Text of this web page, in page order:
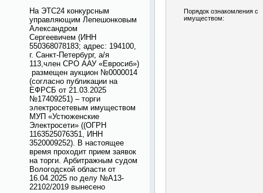
На ЭТС24 конкурсным
управляющим Лепешонковым
Александром
Сергеевичем (ИНН
550368078183; адрес: 194100,
г. Санкт-Петербург, а/я
113,член СРО ААУ «Евросиб»)
размещен аукцион №0000014
(согласно публикации на
ЕФРСБ от 21.03.2025
№17409251) – торги
электросетевым имуществом
МУП «Устюженские
Электросети» ((ОГРН
1163525076351, ИНН
3520009252). В настоящее
время проходит прием заявок
на торги. Арбитражным судом
Вологодской области от
16.04.2025 по делу №А13-
22102/2019 вынесено
Порядок ознакомления с
имуществом: